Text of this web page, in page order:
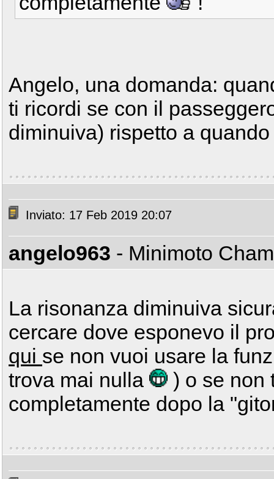
Angelo, una domanda:
ti ricordi se con il
diminuiva) rispetto a
Inviato: 17 Feb 2019 20:07
angelo963 - Minimoto
La risonanza diminuiva
cercare dove esponevo il
qui se non vuoi usare la
trova mai nulla
) o se non
completamente dopo la